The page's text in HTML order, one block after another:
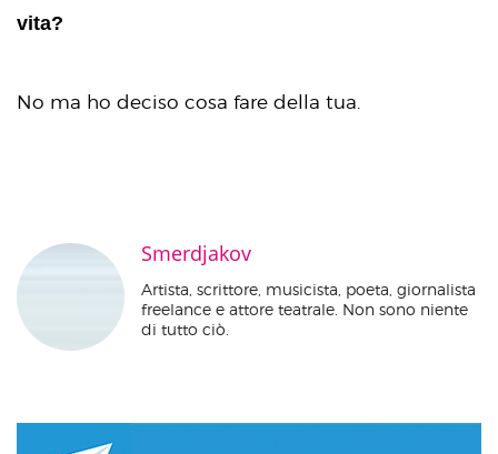
vita?
No ma ho deciso cosa fare della tua.
Smerdjakov
Artista, scrittore, musicista, poeta, giornalista
freelance e attore teatrale. Non sono niente
di tutto ciò.